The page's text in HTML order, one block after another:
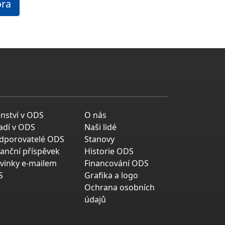
v ODS
v ODS
ODS
příspěvek
e-mailem
O nás
Naši lidé
Stanovy
Historie ODS
Financování ODS
Grafika a logo
Ochrana osobních
údajů